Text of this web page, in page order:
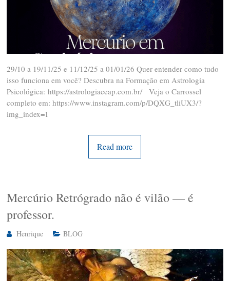
29/10 a 19/11/25 e 11/12/25 a 01/01/26 Quer entender como tudo
isso funciona em você? Descubra na Formação em Astrologia
Psicológica: https://astrologiaceap.com.br/ Veja o Carrossel
completo em: https://www.instagram.com/p/DQXG_tliUX3/?
img_index=1
Read more
Mercúrio Retrógrado não é vilão — é
professor.
Henrique BLOG